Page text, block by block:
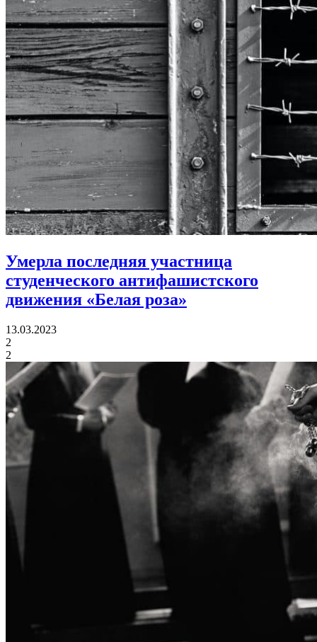
Умерла последняя участница
студенческого антифашистского
движения «Белая роза»
13.03.2023
2
2